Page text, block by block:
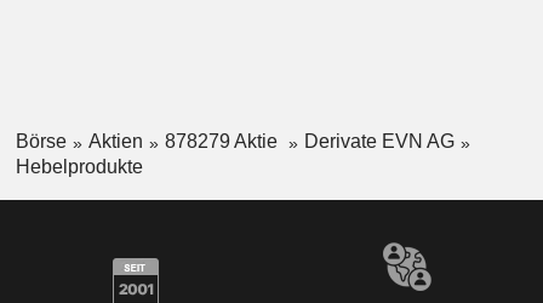
Börse Aktien 878279 Aktie
Derivate EVN AG
Hebelprodukte